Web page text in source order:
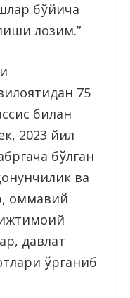
бўйича
лозим.”
75
билан
2023 йил
бўлган
ва
оммавий
давлат
ўрганиб